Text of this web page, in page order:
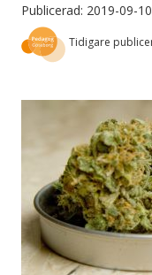
Publicerad: 2019-09-10
Tidigare